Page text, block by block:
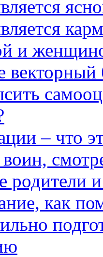
и
векторный
– что
родители
как